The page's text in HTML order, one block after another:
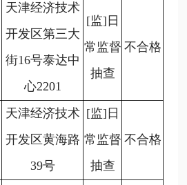
天津经济技术
开发区第三大
街16号泰达中
心2201
[监]日
常监督
抽查
不合格
天津经济技术
开发区黄海路
39号
[监]日
常监督
抽查
不合格